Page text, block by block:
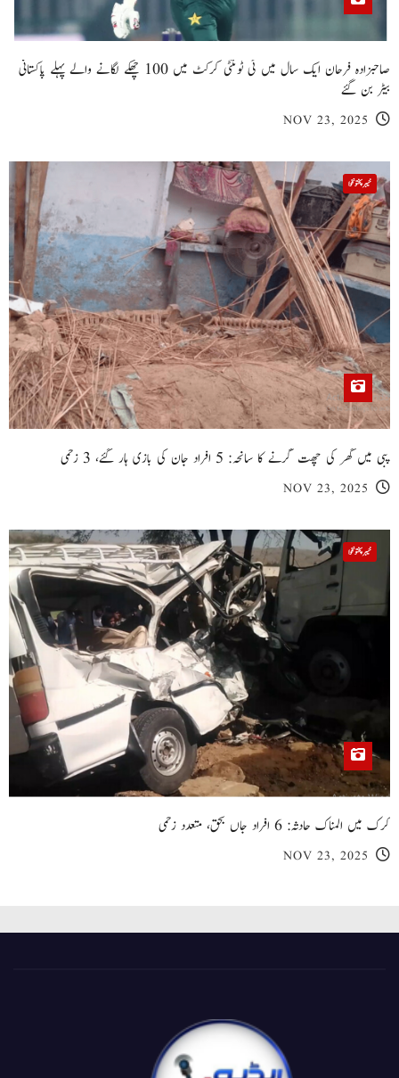
صاحبزادہ فرحان ایک سال میں ٹی ٹوئنٹی کرکٹ میں 100 چھکے لگانے والے پہلے پاکستانی
بیٹر بن گئے
NOV 23, 2025
خیبر پختونخوا
پبی میں گھر کی چھت گرنے کا سانحہ: 5 افراد جان کی بازی ہار گئے، 3 زخمی
NOV 23, 2025
خیبر پختونخوا
کرک میں المناک حادثہ: 6 افراد جاں بحق، متعدد زخمی
NOV 23, 2025